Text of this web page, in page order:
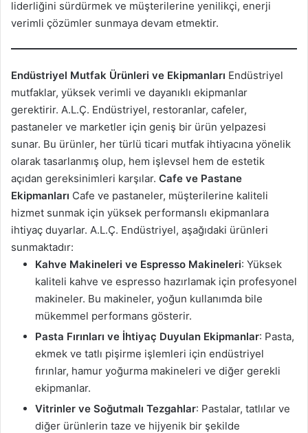
liderliğini sürdürmek ve müşterilerine yenilikçi, enerji
verimli çözümler sunmaya devam etmektir.
Endüstriyel Mutfak Ürünleri ve Ekipmanları Endüstriyel
mutfaklar, yüksek verimli ve dayanıklı ekipmanlar
gerektirir. A.L.Ç. Endüstriyel, restoranlar, cafeler,
pastaneler ve marketler için geniş bir ürün yelpazesi
sunar. Bu ürünler, her türlü ticari mutfak ihtiyacına yönelik
olarak tasarlanmış olup, hem işlevsel hem de estetik
açıdan gereksinimleri karşılar. Cafe ve Pastane
Ekipmanları Cafe ve pastaneler, müşterilerine kaliteli
hizmet sunmak için yüksek performanslı ekipmanlara
ihtiyaç duyarlar. A.L.Ç. Endüstriyel, aşağıdaki ürünleri
sunmaktadır:
Kahve Makineleri ve Espresso Makineleri: Yüksek
kaliteli kahve ve espresso hazırlamak için profesyonel
makineler. Bu makineler, yoğun kullanımda bile
mükemmel performans gösterir.
Pasta Fırınları ve İhtiyaç Duyulan Ekipmanlar: Pasta,
ekmek ve tatlı pişirme işlemleri için endüstriyel
fırınlar, hamur yoğurma makineleri ve diğer gerekli
ekipmanlar.
Vitrinler ve Soğutmalı Tezgahlar: Pastalar, tatlılar ve
diğer ürünlerin taze ve hijyenik bir şekilde